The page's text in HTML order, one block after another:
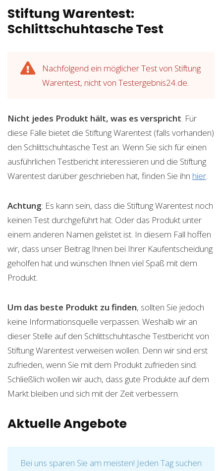
Stiftung Warentest:
Schlittschuhtasche Test
Nachfolgend ein möglicher Test von Stiftung
Warentest, nicht von Testergebnis24.de.
Nicht jedes Produkt hält, was es verspricht. Für
diese Fälle bietet die Stiftung Warentest (falls vorhanden)
den Schlittschuhtasche Test an. Wenn Sie sich für einen
ausführlichen Testbericht interessieren und die Stiftung
Warentest darüber geschrieben hat, finden Sie ihn hier.
Achtung: Es kann sein, dass die Stiftung Warentest noch
keinen Test durchgeführt hat. Oder das Produkt unter
einem anderen Namen gelistet ist. In diesem Fall hoffen
wir, dass unser Beitrag Ihnen bei Ihrer Kaufentscheidung
geholfen hat und wünschen Ihnen viel Spaß mit dem
Produkt.
Um das beste Produkt zu finden, sollten Sie jedoch
keine Informationsquelle verpassen. Weshalb wir an
dieser Stelle auf den Schlittschuhtasche Testbericht von
Stiftung Warentest verweisen wollen. Denn wir sind erst
zufrieden, wenn Sie mit dem Produkt zufrieden sind.
Schließlich wollen wir auch, dass gute Produkte auf dem
Markt bleiben und sich mit der Zeit verbessern.
Aktuelle Angebote
Bei uns sparen Sie am meisten! Jeden Tag suchen